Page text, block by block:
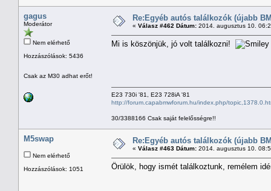
gagus
Moderátor
Nem elérhető
Hozzászólások: 5436
Csak az M30 adhat erőt!
Re:Egyéb autós találkozók (újabb
« Válasz #462 Dátum: 2014. augusztus 10.
Mi is köszönjük, jó volt találkozni!
E23 730i '81, E23 728iA '81
http://forum.capabmwforum.hu/index.php/
30/3388166 Csak saját felelősségre!!
M5swap
Nem elérhető
Hozzászólások: 1051
Re:Egyéb autós találkozók (újabb
« Válasz #463 Dátum: 2014. augusztus 10.
Örülök, hogy ismét találkoztunk, remélem